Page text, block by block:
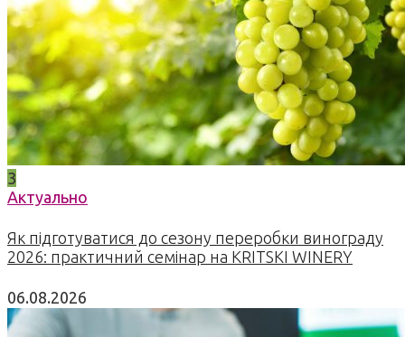
3
Актуально
Як підготуватися до сезону переробки винограду
2026: практичний семінар на KRITSKI WINERY
06.08.2026